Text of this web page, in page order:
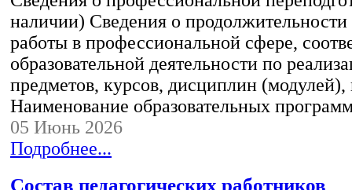
наличии) Сведения о
работы в профессиональной сфере,
образовательной деятельности по
предметов, курсов, дисциплин (модулей),
Наименование образовательных
05 Июнь 2026
Подробнее...
Состав педагогических работников